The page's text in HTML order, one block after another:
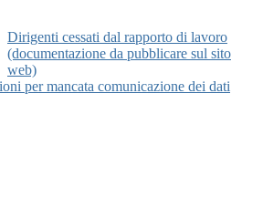
Dirigenti cessati dal rapporto di lavoro
(documentazione da pubblicare sul sito
web)
per mancata comunicazione dei dati